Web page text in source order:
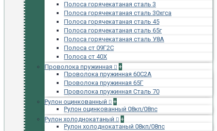
Полоса горячекатаная сталь 3
Полоса горячекатаная сталь 30хгса
Полоса горячекатаная сталь 45
Полоса горячекатаная сталь 65г
Полоса горячекатаная сталь У8А
Полоса ст 09Г2С
Полоса ст 40Х
Проволока пружинная
+
Проволока пружинная 60С2А
Проволока пружинная 65Г
Проволока пружинная Сталь 70
Рулон оцинкованный
+
Рулон оцинкованный 08кп/08пс
Рулон холоднокатаный
+
Рулон холоднокатаный 08кп/08пс